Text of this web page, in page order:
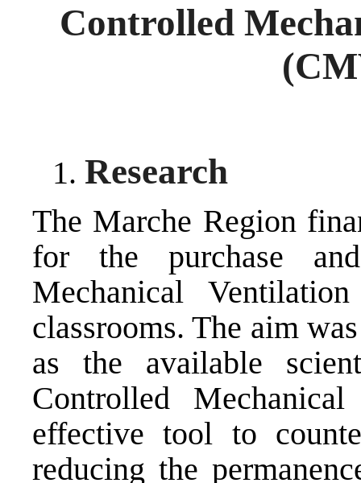
Controlled
Research
The Marche Region
for the purchase
Mechanical
classrooms. The aim
as the available
Controlled
effective tool to
reducing the